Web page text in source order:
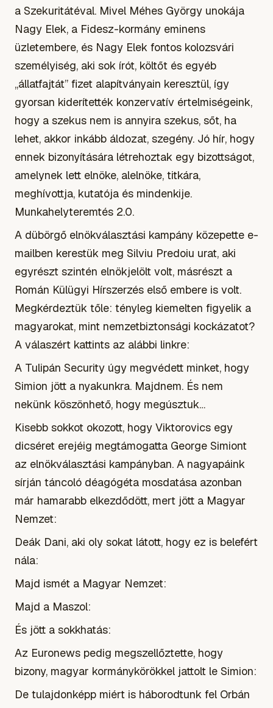
a Szekuritátéval. Mivel Méhes György unokája
Nagy Elek, a Fidesz-kormány eminens
üzletembere, és Nagy Elek fontos kolozsvári
személyiség, aki sok írót, költőt és egyéb
„állatfajtát” fizet alapítványain keresztül, így
gyorsan kiderítették konzervatív értelmiségeink,
hogy a szekus nem is annyira szekus, sőt, ha
lehet, akkor inkább áldozat, szegény. Jó hír, hogy
ennek bizonyítására létrehoztak egy bizottságot,
amelynek lett elnöke, alelnöke, titkára,
meghívottja, kutatója és mindenkije.
Munkahelyteremtés 2.0.
A dübörgő elnökválasztási kampány közepette e-
mailben kerestük meg Silviu Predoiu urat, aki
egyrészt szintén elnökjelölt volt, másrészt a
Román Külügyi Hírszerzés első embere is volt.
Megkérdeztük tőle: tényleg kiemelten figyelik a
magyarokat, mint nemzetbiztonsági kockázatot?
A válaszért kattints az alábbi linkre:
A Tulipán Security úgy megvédett minket, hogy
Simion jött a nyakunkra. Majdnem. És nem
nekünk köszönhető, hogy megúsztuk…
Kisebb sokkot okozott, hogy Viktorovics egy
dicséret erejéig megtámogatta George Simiont
az elnökválasztási kampányban. A nagyapáink
sírján táncoló déagógéta mosdatása azonban
már hamarabb elkezdődött, mert jött a Magyar
Nemzet:
Deák Dani, aki oly sokat látott, hogy ez is belefért
nála:
Majd ismét a Magyar Nemzet:
Majd a Maszol:
És jött a sokkhatás:
Az Euronews pedig megszellőztette, hogy
bizony, magyar kormánykörökkel jattolt le Simion:
De tulajdonképp miért is háborodtunk fel Orbán